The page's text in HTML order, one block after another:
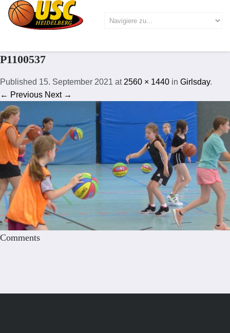
P1100537
Published 15. September 2021 at 2560 × 1440 in Girlsday.
← Previous Next →
Comments